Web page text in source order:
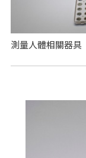
測量人體相關器具